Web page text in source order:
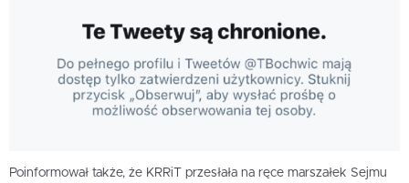
Poinformował także, że KRRiT przesłała na ręce marszałek Sejmu